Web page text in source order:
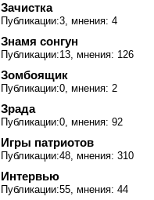
Зачистка
Публикации:3, мнения: 4
Знамя сонгун
Публикации:13, мнения: 126
Зомбоящик
Публикации:0, мнения: 2
Зрада
Публикации:0, мнения: 92
Игры патриотов
Публикации:48, мнения: 310
Интервью
Публикации:55, мнения: 44